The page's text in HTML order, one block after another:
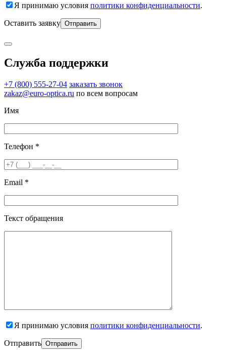
Я принимаю условия политики конфиденциальности.
Оставить заявку
Служба поддержки
+7 (800) 555-27-04 заказать звонок
zakaz@euro-optica.ru по всем вопросам
Имя
Телефон *
Email *
Текст обращения
Я принимаю условия политики конфиденциальности.
Отправить